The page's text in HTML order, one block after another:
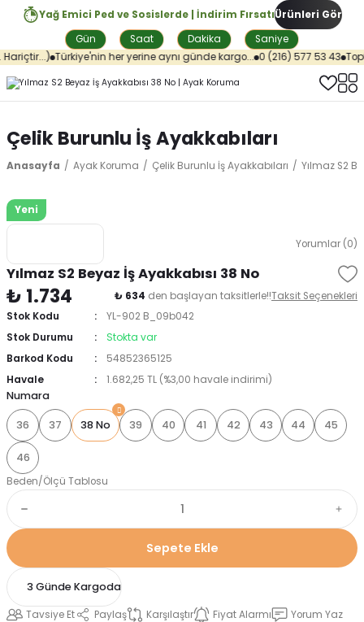
Yağ Emici Ped ve Sosislerde | İndirim Fırsatı
Gün
Saat Dakika Saniye
Ürünleri Gör
Türkiye'nin her yerine aynı günde kargo... 0 (216) 577 53 43
Çelik Burunlu İş Ayakkabıları
Anasayfa Ayak Koruma Çelik Burunlu İş Ayakkabıları Yılmaz S2
Yeni
Yorumlar (0)
Yılmaz S2 Beyaz İş Ayakkabısı 38 No
₺ 1.734 ₺ 634 den başlayan taksitlerle!!Taksit Seçenekleri
Stok Kodu
YL-902 B_09b042
Stok Durumu
Stokta var
Barkod Kodu
54852365125
Havale
1.682,25 TL (%3,00 havale indirimi)
Numara
36 37 38 No 39 40 41 42 43 44 45
46
Beden/Ölçü Tablosu
Sepete Ekle
3 Günde Kargoda
Tavsiye Et Paylaş Karşılaştır Fiyat Alarmı
Yorum Yaz